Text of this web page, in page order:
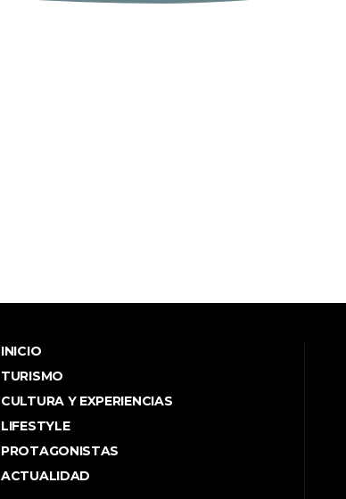
INICIO
TURISMO
CULTURA Y EXPERIENCIAS
LIFESTYLE
PROTAGONISTAS
ACTUALIDAD